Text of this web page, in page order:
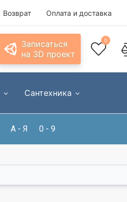
Возврат Оплата и доставка
Записаться
на 3D проект
0
Сантехника
А - Я 0 - 9